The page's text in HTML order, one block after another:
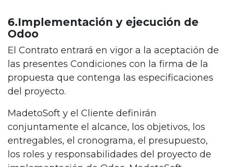
6.Implementación y ejecución de
Odoo
El Contrato entrará en vigor a la aceptación de
las presentes Condiciones con la firma de la
propuesta que contenga las especificaciones
del proyecto.
MadetoSoft y el Cliente definirán
conjuntamente el alcance, los objetivos, los
entregables, el cronograma, el presupuesto,
los roles y responsabilidades del proyecto de